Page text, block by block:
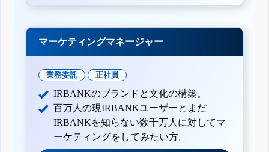
マーケティングマネージャー
業務委託 正社員
IRBANKのブランドと文化の構築。
百万人の現IRBANKユーザーとまだ
IRBANKを知らない数千万人に対してマ
ーケティングをしてみたい方。